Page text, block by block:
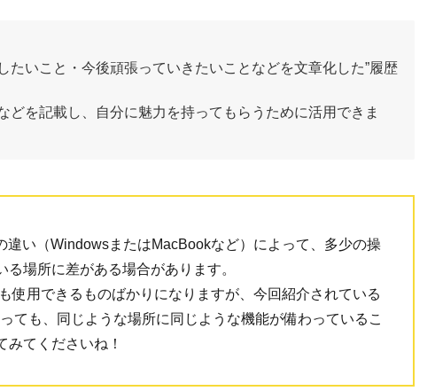
たいこと・今後頑張っていきたいことなどを文章化した”履歴
どを記載し、自分に魅力を持ってもらうために活用できま
違い（WindowsまたはMacBookなど）によって、多少の操
場所に差がある場合があります。
使用できるものばかりになりますが、今回紹介されている
ても、同じような場所に同じような機能が備わっているこ
みてくださいね！